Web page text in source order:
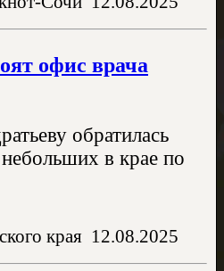
офис врача
обратилась
в крае по
края 12.08.2025